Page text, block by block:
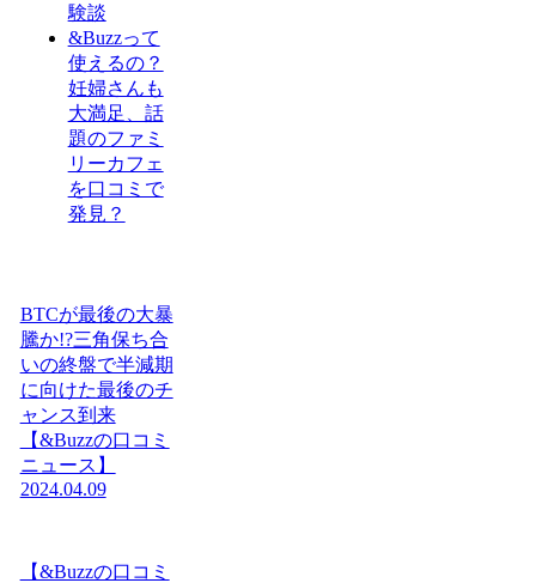
験談
&Buzzって
使えるの？
妊婦さんも
大満足、話
題のファミ
リーカフェ
を口コミで
発見？
BTCが最後の大暴
騰か!?三角保ち合
いの終盤で半減期
に向けた最後のチ
ャンス到来
【&Buzzの口コミ
ニュース】
2024.04.09
【&Buzzの口コミ